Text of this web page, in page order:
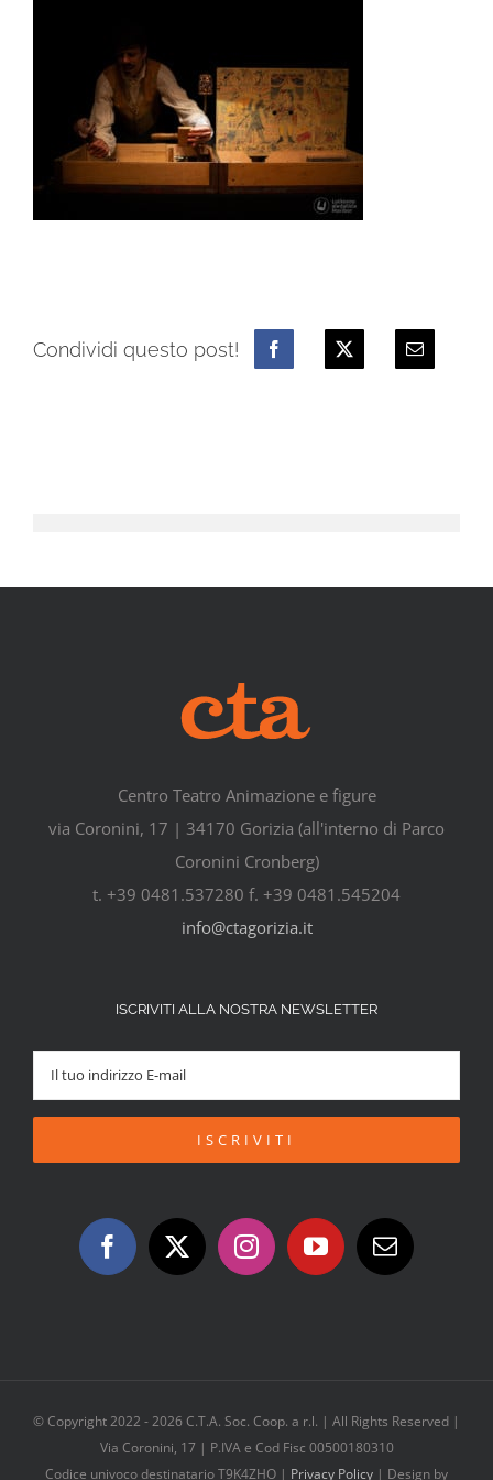
Condividi questo post!
Centro Teatro Animazione e figure
via Coronini, 17 | 34170 Gorizia (all'interno di Parco
Coronini Cronberg)
t. +39 0481.537280 f. +39 0481.545204
info@ctagorizia.it
ISCRIVITI ALLA NOSTRA NEWSLETTER
© Copyright 2022 -2026 C.T.A. Soc. Coop. a r.l. | All Rights Reserved |
Via Coronini, 17 | P.IVA e Cod Fisc 00500180310
Codice univoco destinatario T9K4ZHO | Privacy Policy | Design by